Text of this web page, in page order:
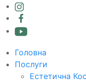
Головна
Послуги
Естетична